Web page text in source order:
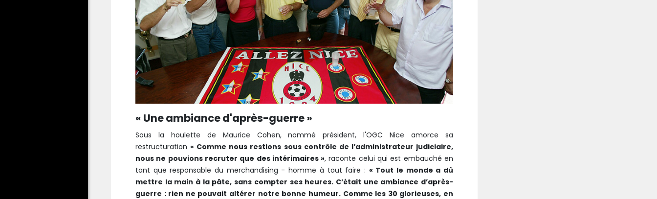
« Une ambiance d'après-guerre »
Sous la houlette de Maurice Cohen, nommé président, l'OGC Nice amorce sa
restructuration« Comme nous restions sous contrôle de l’administrateur judiciaire,
nous ne pouvions recruter que des intérimaires », raconte celui qui est embauché en
tant que responsable du merchandising - homme à tout faire : « Tout le monde a dû
mettre la main à la pâte, sans compter ses heures. C’était une ambiance d’après-
guerre : rien ne pouvait altérer notre bonne humeur. Comme les 30 glorieuses, en